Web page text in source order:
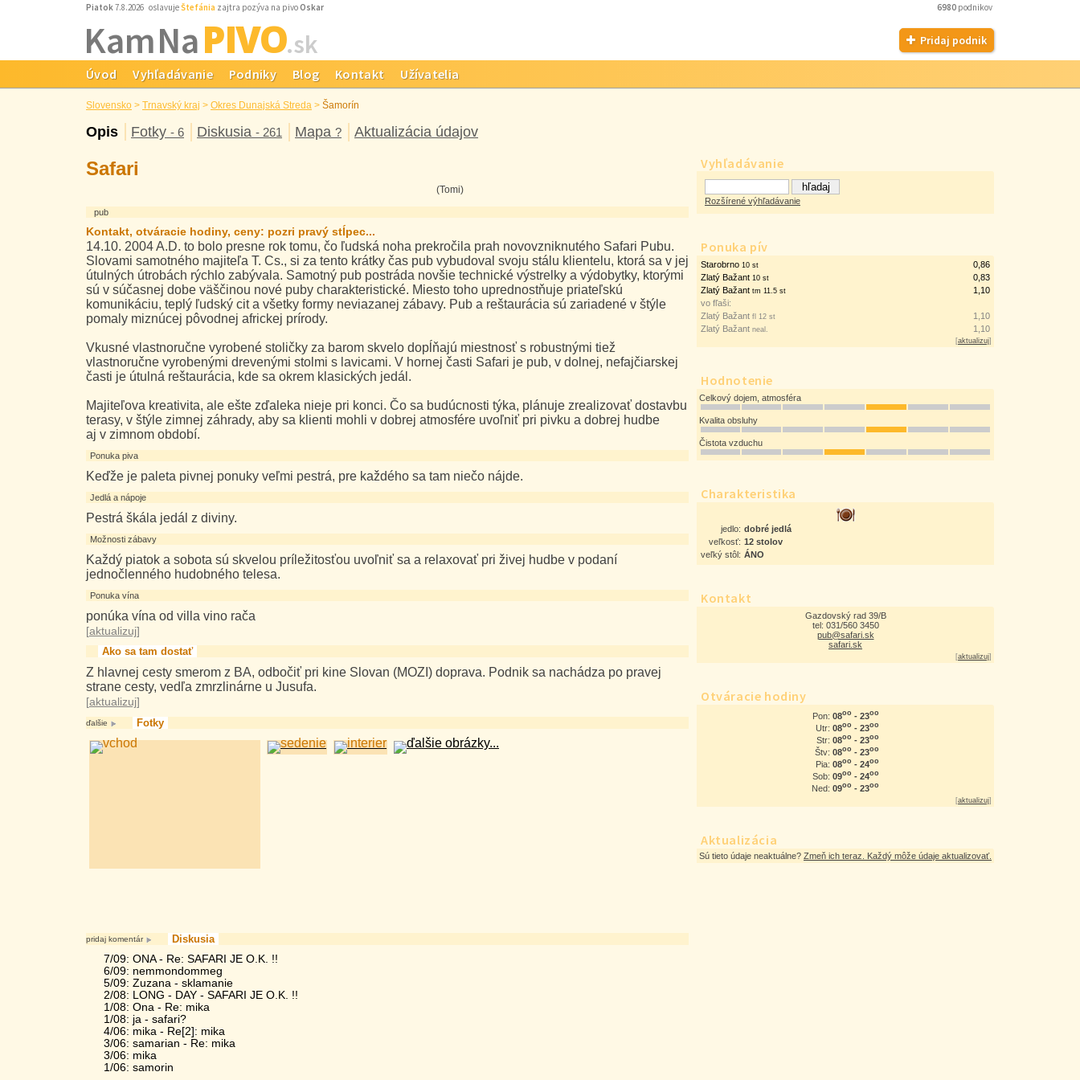
Piatok7.8.2026 oslavujeŠtefánia zajtra pozýva na pivoOskar 6980 podnikov
Kam NaPIVO.sk Pridaj podnik
Úvod Vyhľadávanie Podniky Blog Kontakt Užívatelia
Slovensko > Trnavský kraj > Okres Dunajská Streda > Šamorín
Opis Fotky - 6 Diskusia - 261 Mapa ?
Aktualizácia údajov
Vyhľadávanie
Rozšírené výhľadávanie
Ponuka pív
Starobrno 10 st
0,86
Zlatý Bažant 10 st
0,83
Zlatý Bažant tm 11.5 st
1,10
vo fľaši:
Zlatý Bažant fl 12 st
1,10
Zlatý Bažant neal. 1,10
[aktualizuj]
Hodnotenie
Celkový dojem, atmosféra
Kvalita obsluhy
Čistota vzduchu
Charakteristika
jedlo: dobré jedlá
veľkosť: 12 stolov
veľký stôl: ÁNO
Kontakt
Gazdovský rad 39/B
tel: 031/560 3450
pub@safari.sk
safari.sk
[aktualizuj]
Otváracie hodiny
Pon: 08oo - 23oo
Utr: 08oo - 23oo
Str: 08oo - 23oo
Štv: 08oo - 23oo
Pia: 08oo - 24oo
Sob: 09oo - 24oo
Ned: 09oo - 23oo
[aktualizuj]
Aktualizácia
Sú tieto údaje neaktuálne? Zmeň ich teraz. Každý môže údaje aktualizovať.
Safari
pub
(Tomi)
Kontakt, otváracie hodiny, ceny: pozri pravý stĺpec...
14.10. 2004 A.D. to bolo presne rok tomu, čo ľudská noha prekročila prah novovzniknutého Safari Pubu.
Slovami samotného majiteľa T. Cs., si za tento krátky čas pub vybudoval svoju stálu klientelu, ktorá sa v jej
útulných útrobách rýchlo zabývala. Samotný pub postráda novšie technické výstrelky a výdobytky, ktorými
sú v súčasnej dobe väščinou nové puby charakteristické. Miesto toho uprednostňuje priateľskú
komunikáciu, teplý ľudský cit a všetky formy neviazanej zábavy. Pub a reštaurácia sú zariadené v štýle
pomaly miznúcej pôvodnej africkej prírody.
Vkusné vlastnoručne vyrobené stoličky za barom skvelo dopĺňajú miestnosť s robustnými tiež
vlastnoručne vyrobenými drevenými stolmi s lavicami. V hornej časti Safari je pub, v dolnej, nefajčiarskej
časti je útulná reštaurácia, kde sa okrem klasických jedál.
Majiteľova kreativita, ale ešte zďaleka nieje pri konci. Čo sa budúcnosti týka, plánuje zrealizovať dostavbu
terasy, v štýle zimnej záhrady, aby sa klienti mohli v dobrej atmosfére uvoľniť pri pivku a dobrej hudbe
aj v zimnom období.
Ponuka piva
Keďže je paleta pivnej ponuky veľmi pestrá, pre každého sa tam niečo nájde.
Jedlá a nápoje
Pestrá škála jedál z diviny.
Možnosti zábavy
Každý piatok a sobota sú skvelou príležitosťou uvoľniť sa a relaxovať pri živej hudbe v podaní
jednočlenného hudobného telesa.
Ponuka vína
ponúka vína od villa vino rača
[aktualizuj]
Ako sa tam dostať
Z hlavnej cesty smerom z BA, odbočiť pri kine Slovan (MOZI) doprava. Podnik sa nachádza po pravej
strane cesty, vedľa zmrzlinárne u Jusufa.
[aktualizuj]
ďalšie Fotky
pridaj komentár
Diskusia
7/09: ONA - Re: SAFARI JE O.K. !!
6/09: nemmondommeg
5/09: Zuzana - sklamanie
2/08: LONG - DAY - SAFARI JE O.K. !!
1/08: Ona - Re: mika
1/08: ja - safari?
4/06: mika - Re[2]: mika
3/06: samarian - Re: mika
3/06: mika
1/06: samorin